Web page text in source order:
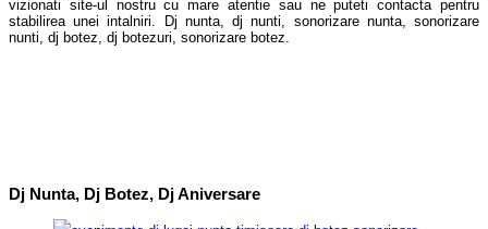
vizionati site-ul nostru cu mare atentie sau ne puteti contacta pentru
stabilirea unei intalniri. Dj nunta, dj nunti, sonorizare nunta, sonorizare
nunti, dj botez, dj botezuri, sonorizare botez.
Dj Nunta, Dj Botez, Dj Aniversare